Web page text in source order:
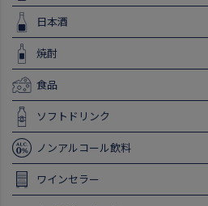
日本酒
焼酎
食品
ソフトドリンク
ノンアルコール飲料
ワインセラー